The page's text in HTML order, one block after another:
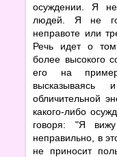
осуждении. Я
людей. Я не
неправоте или
Речь идет о
более высокого
его на
обличительной
какого-либо
говоря: "Я
неправильно, в
не приносит